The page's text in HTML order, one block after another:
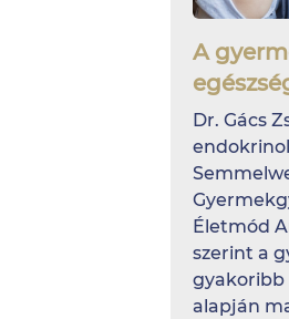
A
Dr. Gács
Életmód
szerint a
gyakoribb
alapján